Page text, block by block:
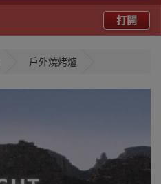
打開
戶外燒烤爐